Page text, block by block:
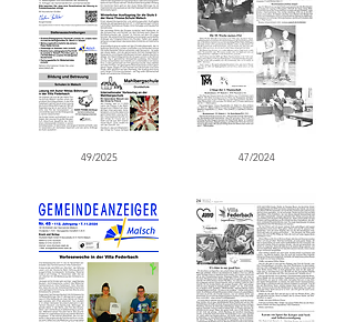
49/2025 47/2024